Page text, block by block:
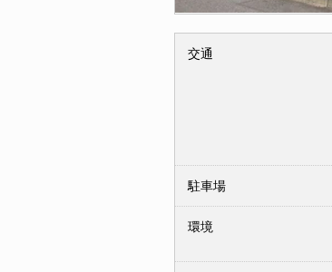
交通
駐車場
環境